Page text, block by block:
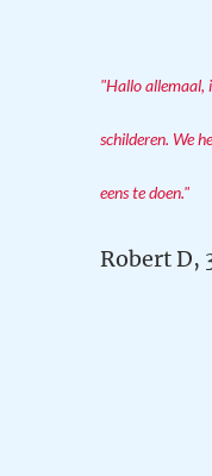
"Hallo allemaal,
schilderen. We
eens te doen."
Robert D,